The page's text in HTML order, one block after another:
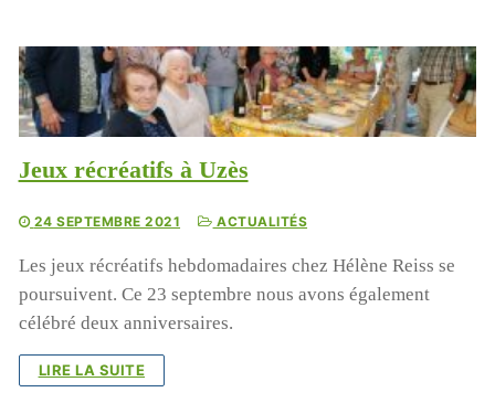
Jeux récréatifs à Uzès
24 SEPTEMBRE 2021 ACTUALITÉS
Les jeux récréatifs hebdomadaires chez Hélène Reiss se
poursuivent. Ce 23 septembre nous avons également
célébré deux anniversaires.
LIRE LA SUITE